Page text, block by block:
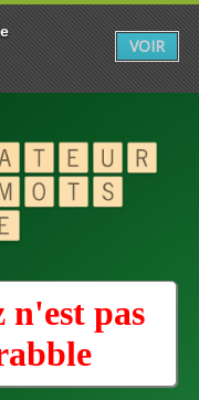
n'est pas
VOIR